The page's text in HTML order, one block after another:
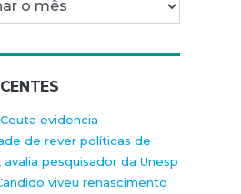
evidencia
de rever políticas de
avalia pesquisador da Unesp
viveu renascimento